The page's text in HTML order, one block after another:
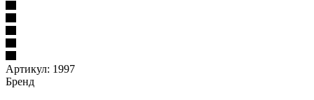
Артикул: 1997
Бренд